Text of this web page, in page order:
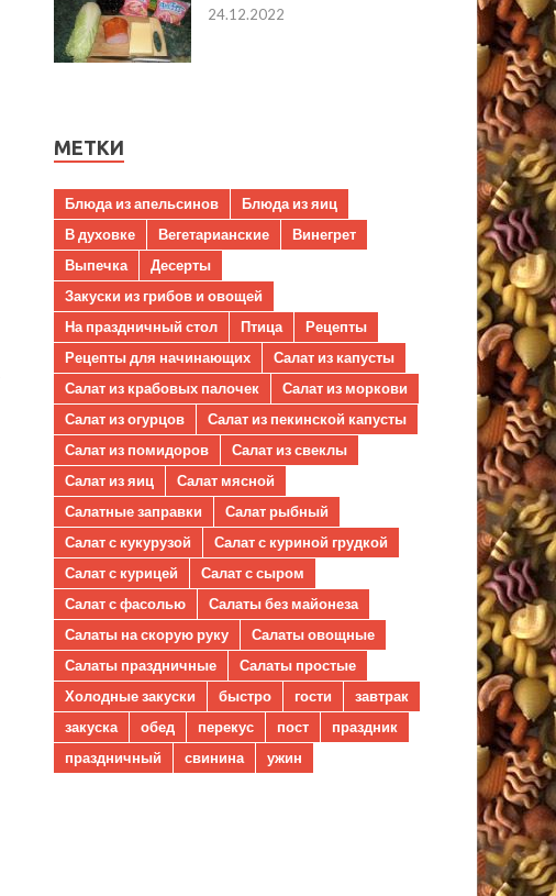
24.12.2022
МЕТКИ
Блюда из апельсинов
Блюда из яиц
В духовке
Вегетарианские
Винегрет
Выпечка
Десерты
Закуски из грибов и овощей
На праздничный стол
Птица
Рецепты
Рецепты для начинающих
Салат из капусты
Салат из крабовых палочек
Салат из моркови
Салат из огурцов
Салат из пекинской капусты
Салат из помидоров
Салат из свеклы
Салат из яиц
Салат мясной
Салатные заправки
Салат рыбный
Салат с кукурузой
Салат с куриной грудкой
Салат с курицей
Салат с сыром
Салат с фасолью
Салаты без майонеза
Салаты на скорую руку
Салаты овощные
Салаты праздничные
Салаты простые
Холодные закуски
быстро гости
завтрак
закуска
обед перекус пост
праздник
праздничный
свинина ужин